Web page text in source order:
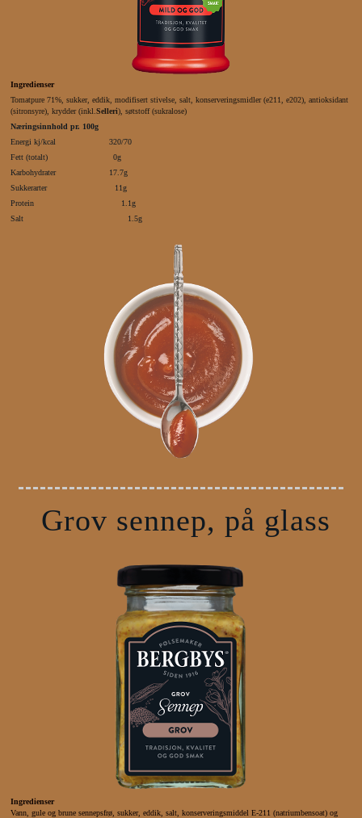
Ingredienser
Tomatpure 71%, sukker, eddik, modifisert stivelse, salt, konserveringsmidler (e211, e202), antioksidant
(sitronsyre), krydder (inkl. Selleri), søtstoff (sukralose)
Næringsinnhold pr. 100g
Energi kj/kcal 320/70
Fett (totalt) 0g
Karbohydrater 17.7g
Sukkerarter 11g
Protein 1.1g
Salt 1.5g
Grov sennep, på glass
Ingredienser
Vann, gule og brune sennepsfrø, sukker, eddik, salt, konserveringsmiddel E-211 (natriumbensoat) og